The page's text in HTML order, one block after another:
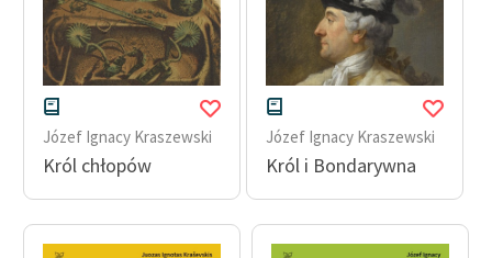
Józef Ignacy Kraszewski
Król chłopów
Józef Ignacy Kraszewski
Król i Bondarywna